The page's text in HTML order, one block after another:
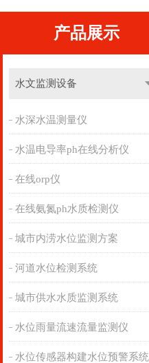
产品展示
水文监测设备
水深水温测量仪
水温电导率ph在线分析仪
在线orp仪
在线氨氮ph水质检测仪
城市内涝水位监测方案
河道水位检测系统
城市供水水质监测系统
水位雨量流速流量监测仪
水位传感器构建水位预警系统